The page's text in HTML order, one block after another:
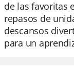
de las favoritas
repasos de
descansos
para un